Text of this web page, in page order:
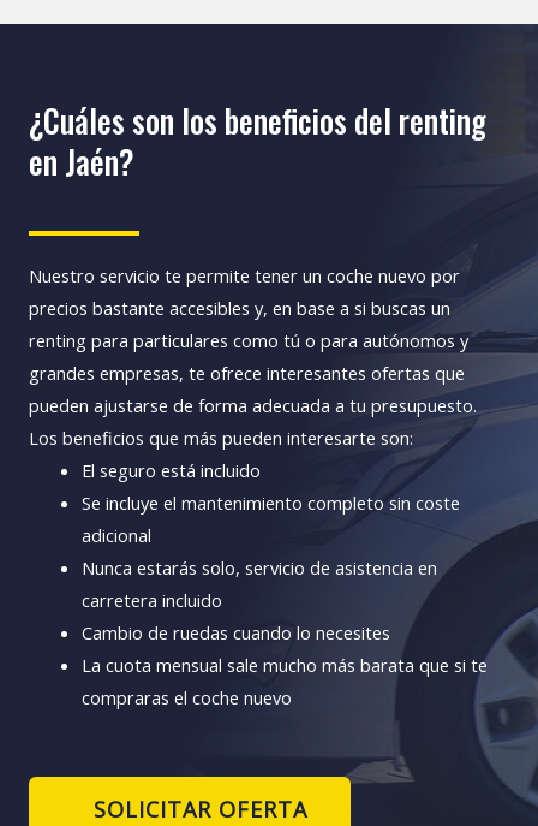
¿Cuáles son los beneficios del renting
en Jaén?
Nuestro servicio te permite tener un coche nuevo por
precios bastante accesibles y, en base a si buscas un
renting para particulares como tú o para autónomos y
grandes empresas, te ofrece interesantes ofertas que
pueden ajustarse de forma adecuada a tu presupuesto.
Los beneficios que más pueden interesarte son:
El seguro está incluido
Se incluye el mantenimiento completo sin coste
adicional
Nunca estarás solo, servicio de asistencia en
carretera incluido
Cambio de ruedas cuando lo necesites
La cuota mensual sale mucho más barata que si te
compraras el coche nuevo
SOLICITAR OFERTA